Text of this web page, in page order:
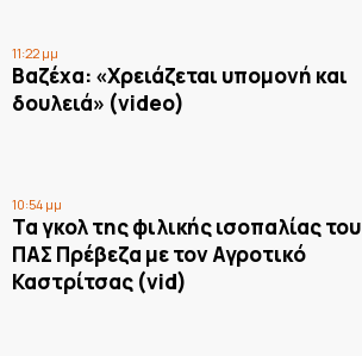
11:22 μμ
Βαζέχα: «Χρειάζεται υπομονή και
δουλειά» (video)
10:54 μμ
Τα γκολ της φιλικής ισοπαλίας του
ΠΑΣ Πρέβεζα με τον Αγροτικό
Καστρίτσας (vid)